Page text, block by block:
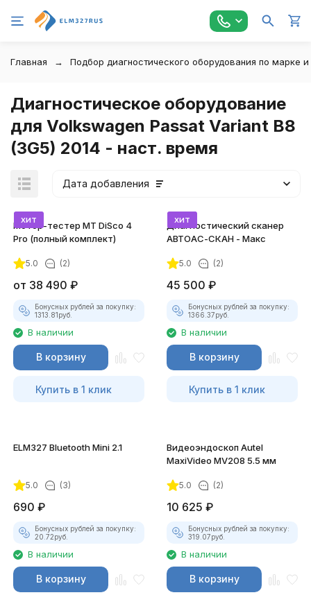
Главная Подбор диагностического оборудования по марке
Диагностическое оборудование
для Volkswagen Passat Variant B8
(3G5) 2014 - наст. время
Дата добавления
хит
Мотор-тестер MT DiSco 4
Pro (полный комплект)
5.0 (2)
от 38 490 ₽
Бонусных рублей за покупку:
1313.81руб.
В наличии
В корзину
Купить в 1 клик
хит
Диагностический сканер
АВТОАС-СКАН - Макс
5.0 (2)
45 500 ₽
Бонусных рублей за покупку:
1366.37руб.
В наличии
В корзину
Купить в 1 клик
ELM327 Bluetooth Mini 2.1
5.0 (3)
690 ₽
Бонусных рублей за покупку:
20.72руб.
В наличии
В корзину
Видеоэндоскоп Autel
MaxiVideo MV208 5.5 мм
5.0 (2)
10 625 ₽
Бонусных рублей за покупку:
319.07руб.
В наличии
В корзину